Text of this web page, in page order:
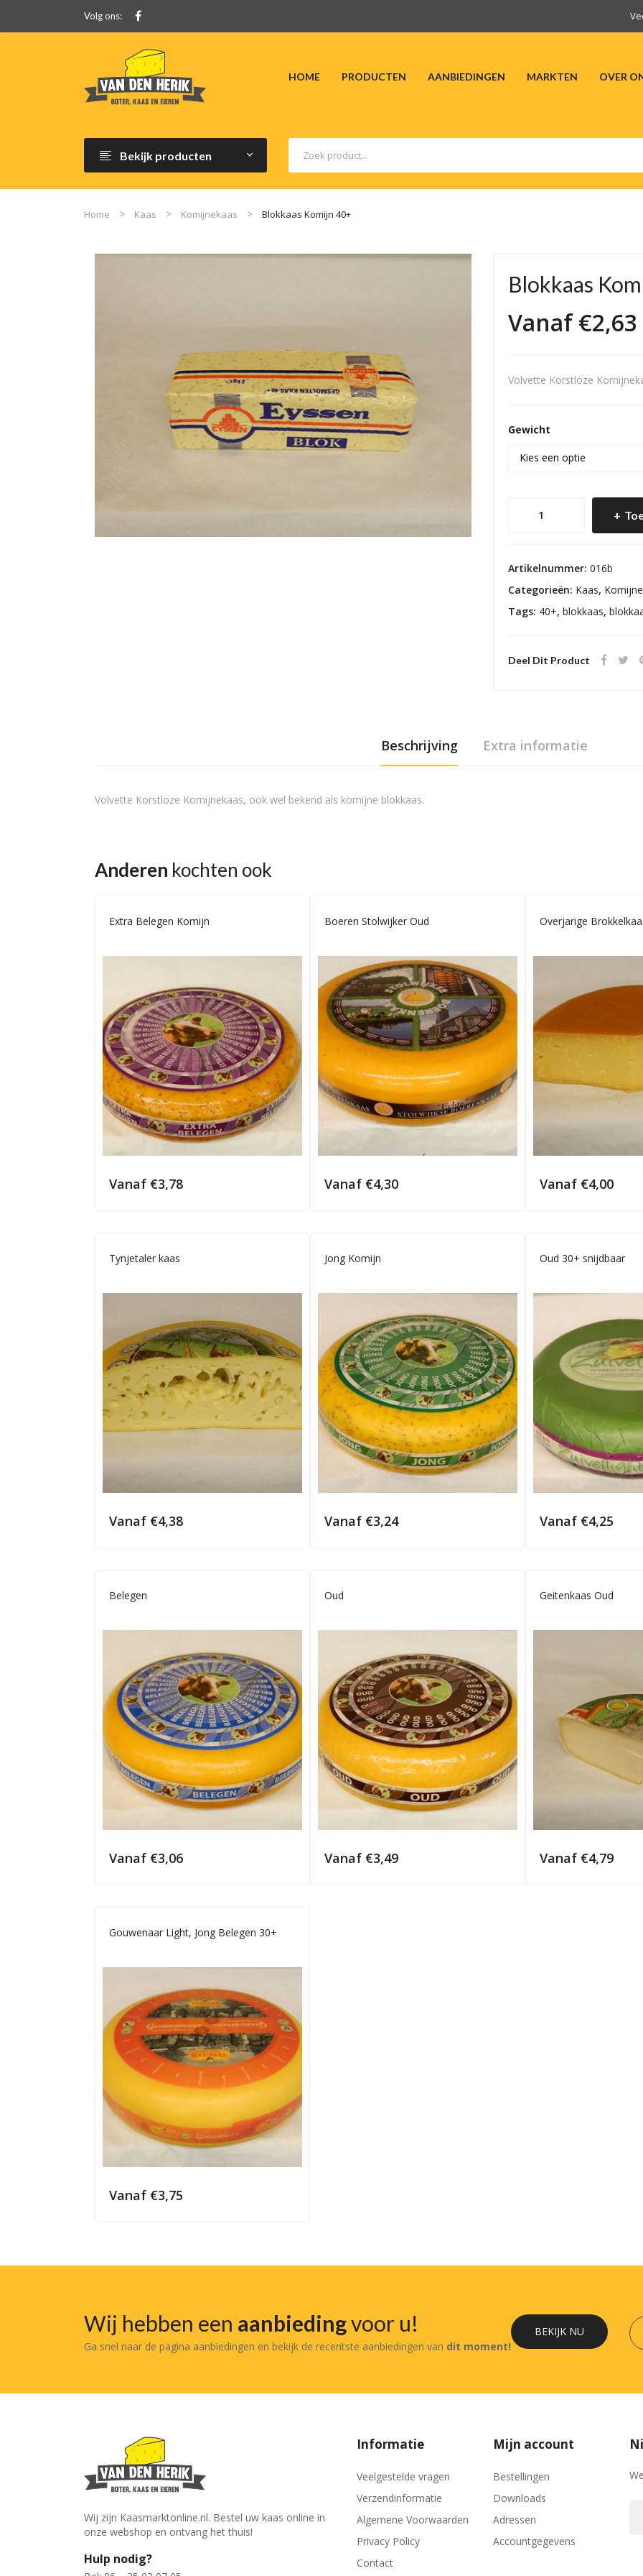
Volg ons:
HOME PRODUCTEN AANBIEDINGEN MARKTEN OVER
Bekijk producten
Home Kaas Komijnekaas Blokkaas Komijn 40+
Blokkaas
Vanaf€2,63
Volvette Korstloze
Gewicht
aantal
Artikelnummer: 016b
Categorieën: Kaas,
Tags: 40+, blokkaas,
Deel Dit Product
Beschrijving Extra informatie
Volvette Korstloze Komijnekaas, ook wel bekend als komijne blokkaas.
Anderen kochten ook
Extra Belegen Komijn
Vanaf €3,78
Boeren Stolwijker Oud
Vanaf €4,30
Overjarige
Vanaf €4,00
Tynjetaler kaas
Vanaf €4,38
Jong Komijn
Vanaf €3,24
Oud 30+ snijdbaar
Vanaf €4,25
Belegen
Vanaf €3,06
Oud
Vanaf €3,49
Geitenkaas Oud
Vanaf €4,79
Gouwenaar Light, Jong Belegen 30+
Vanaf €3,75
Wij hebben een aanbiedingvoor u!
Ga snel naar de pagina aanbiedingen en bekijk de recentste aanbiedingen van dit moment!
BEKIJK NU
Wij zijn Kaasmarktonline.nl. Bestel uw kaas online in
onze webshop en ontvang het thuis!
Hulp nodig?
Informatie
Veelgestelde vragen
Verzendinformatie
Algemene Voorwaarden
Privacy Policy
Contact
Mijn account
Bestellingen
Downloads
Adressen
Accountgegevens